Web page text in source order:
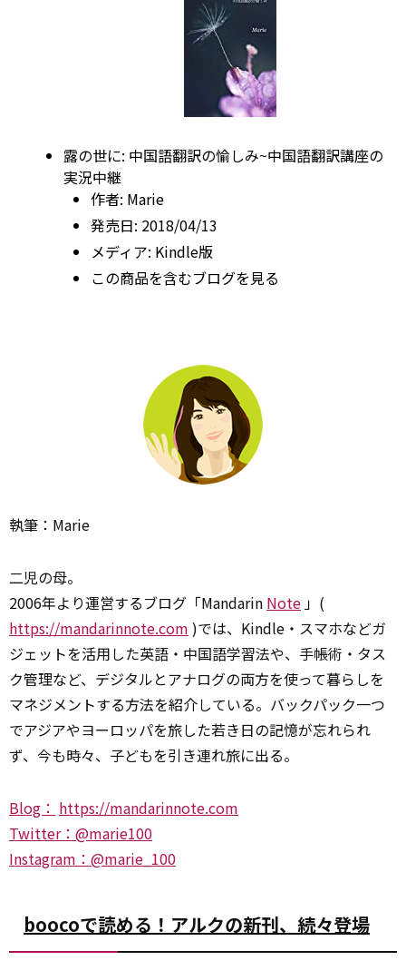
露の世に: 中国語翻訳の愉しみ~中国語翻訳講座の
実況中継
作者: Marie
発売日: 2018/04/13
メディア: Kindle版
この商品を含むブログを見る
執筆：Marie
二児の母。
2006年より運営するブログ「Mandarin Note 」(
https://mandarinnote.com )では、Kindle・スマホなどガ
ジェットを活用した英語・中国語学習法や、手帳術・タス
ク管理など、デジタルとアナログの両方を使って暮らしを
マネジメントする方法を紹介している。バックパック一つ
でアジアやヨーロッパを旅した若き日の記憶が忘れられ
ず、今も時々、子どもを引き連れ旅に出る。
Blog： https://mandarinnote.com
Twitter：@marie100
Instagram：@marie_100
boocoで読める！アルクの新刊、続々登場